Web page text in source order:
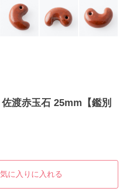
佐渡赤玉石 25mm【鑑別
に入りに入れる